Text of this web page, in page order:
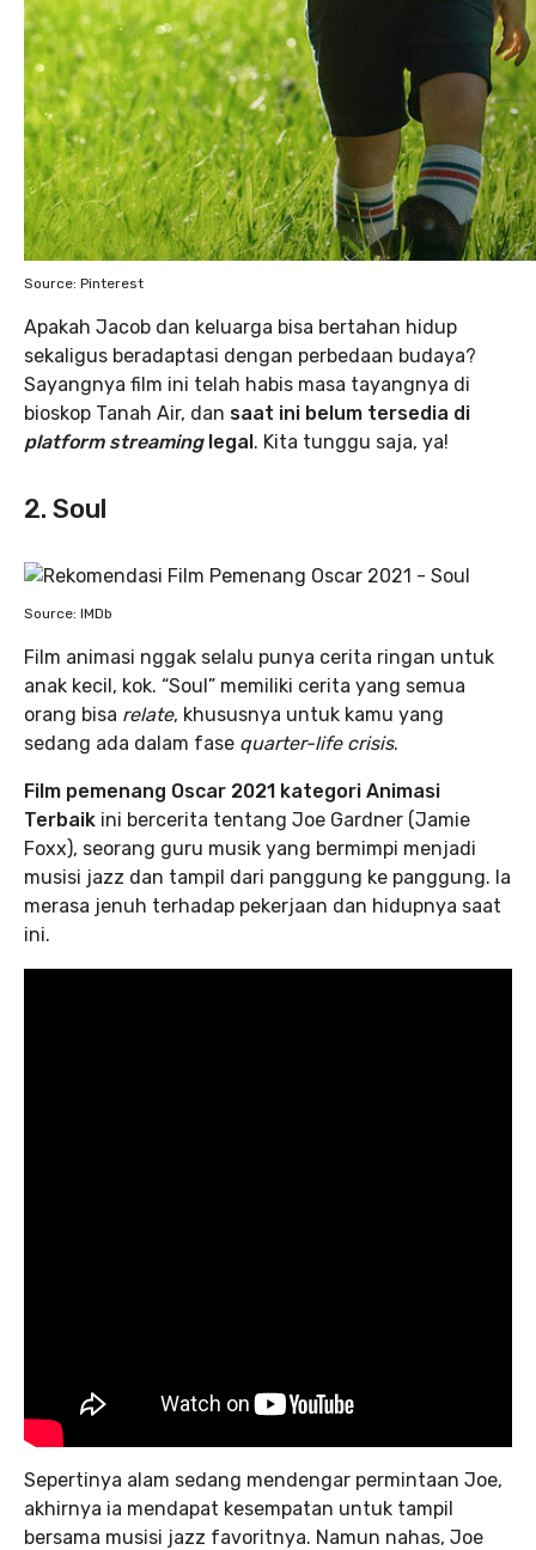
Source: Pinterest
Apakah Jacob dan keluarga bisa bertahan hidup
sekaligus beradaptasi dengan perbedaan budaya?
Sayangnya film ini telah habis masa tayangnya di
bioskop Tanah Air, dan saat ini belum tersedia di
platform streaminglegal. Kita tunggu saja, ya!
2. Soul
Source: IMDb
Film animasi nggak selalu punya cerita ringan untuk
anak kecil, kok. “Soul” memiliki cerita yang semua
orang bisa relate, khususnya untuk kamu yang
sedang ada dalam fase quarter-life crisis.
Film pemenang Oscar 2021 kategori Animasi
Terbaik ini bercerita tentang Joe Gardner (Jamie
Foxx), seorang guru musik yang bermimpi menjadi
musisi jazz dan tampil dari panggung ke panggung. Ia
merasa jenuh terhadap pekerjaan dan hidupnya saat
ini.
Sepertinya alam sedang mendengar permintaan Joe,
akhirnya ia mendapat kesempatan untuk tampil
bersama musisi jazz favoritnya. Namun nahas, Joe